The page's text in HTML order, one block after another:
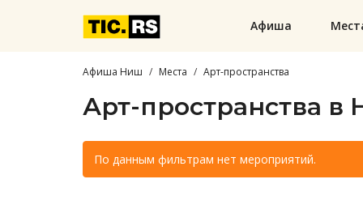
Афиша
Афиша Ниш Места Арт-пространства
Арт-пространства в
По данным фильтрам нет мероприятий.